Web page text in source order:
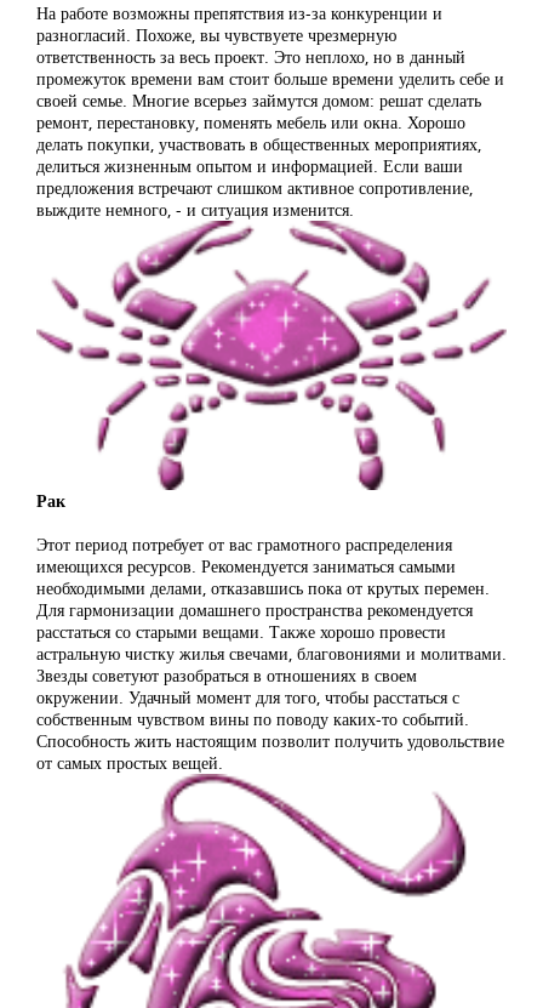
На работе возможны препятствия из-за конкуренции и
разногласий. Похоже, вы чувствуете чрезмерную
ответственность за весь проект. Это неплохо, но в данный
промежуток времени вам стоит больше времени уделить себе и
своей семье. Многие всерьез займутся домом: решат сделать
ремонт, перестановку, поменять мебель или окна. Хорошо
делать покупки, участвовать в общественных мероприятиях,
делиться жизненным опытом и информацией. Если ваши
предложения встречают слишком активное сопротивление,
выждите немного, - и ситуация изменится.
Рак
Этот период потребует от вас грамотного распределения
имеющихся ресурсов. Рекомендуется заниматься самыми
необходимыми делами, отказавшись пока от крутых перемен.
Для гармонизации домашнего пространства рекомендуется
расстаться со старыми вещами. Также хорошо провести
астральную чистку жилья свечами, благовониями и молитвами.
Звезды советуют разобраться в отношениях в своем
окружении. Удачный момент для того, чтобы расстаться с
собственным чувством вины по поводу каких-то событий.
Способность жить настоящим позволит получить удовольствие
от самых простых вещей.